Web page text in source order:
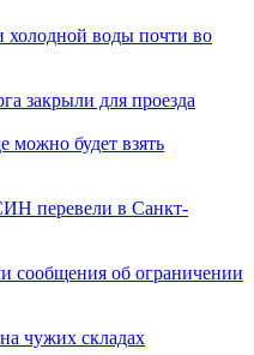
холодной воды почти во
закрыли для проезда
можно будет взять
перевели в Санкт-
об ограничении
чужих складах